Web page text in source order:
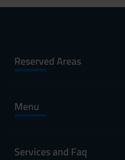
Reserved Areas
Menu
Services and Faq